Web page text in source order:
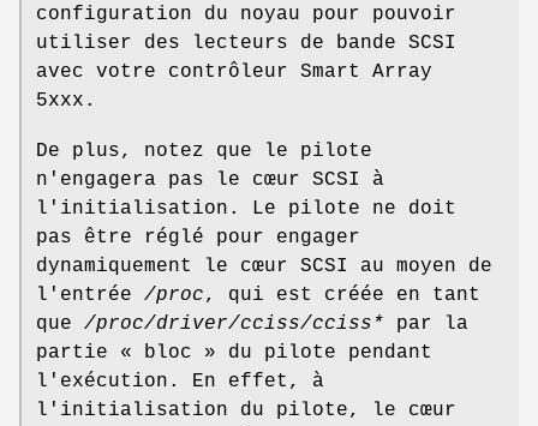
configuration du noyau pour pouvoir
utiliser des lecteurs de bande SCSI
avec votre contrôleur Smart Array
5xxx.
De plus, notez que le pilote
n'engagera pas le cœur SCSI à
l'initialisation. Le pilote ne doit
pas être réglé pour engager
dynamiquement le cœur SCSI au moyen de
l'entrée /proc, qui est créée en tant
que /proc/driver/cciss/cciss* par la
partie « bloc » du pilote pendant
l'exécution. En effet, à
l'initialisation du pilote, le cœur